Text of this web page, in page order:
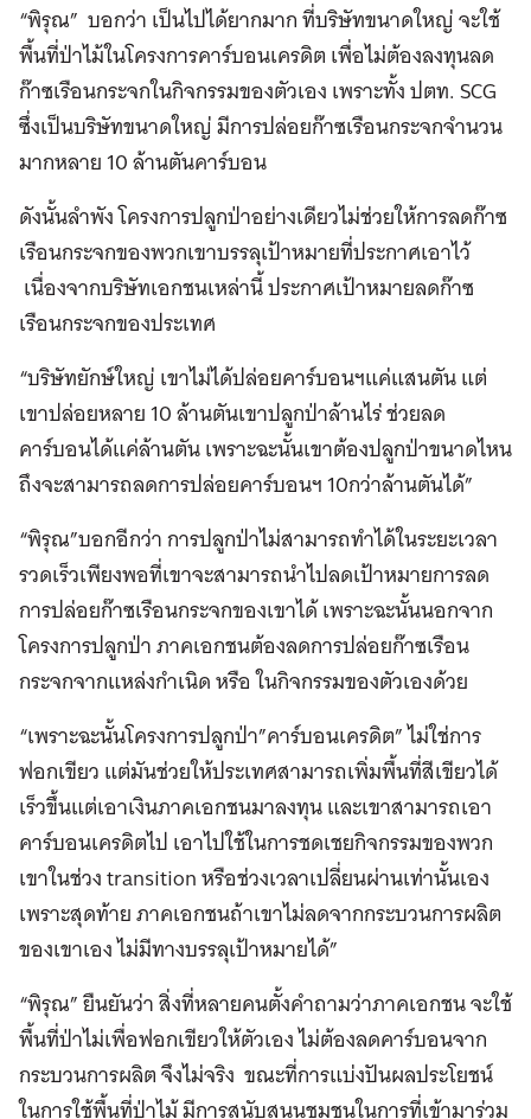
“พิรุณ” บอกว่า เป็นไปได้ยากมาก ที่บริษัทขนาดใหญ่ จะใช้
พื้นที่ป่าไม้ในโครงการคาร์บอนเครดิต เพื่อไม่ต้องลงทุนลด
ก๊าซเรือนกระจกในกิจกรรมของตัวเอง เพราะทั้ง ปตท. SCG
ซึ่งเป็นบริษัทขนาดใหญ่ มีการปล่อยก๊าซเรือนกระจกจำนวน
มากหลาย 10 ล้านตันคาร์บอน
ดังนั้นลำพัง โครงการปลูกป่าอย่างเดียวไม่ช่วยให้การลดก๊าซ
เรือนกระจกของพวกเขาบรรลุเป้าหมายที่ประกาศเอาไว้
เนื่องจากบริษัทเอกชนเหล่านี้ ประกาศเป้าหมายลดก๊าซ
เรือนกระจกของประเทศ
“บริษัทยักษ์ใหญ่ เขาไม่ได้ปล่อยคาร์บอนฯแค่แสนตัน แต่
เขาปล่อยหลาย 10 ล้านตันเขาปลูกป่าล้านไร่ ช่วยลด
คาร์บอนได้แค่ล้านตัน เพราะฉะนั้นเขาต้องปลูกป่าขนาดไหน
ถึงจะสามารถลดการปล่อยคาร์บอนฯ 10กว่าล้านตันได้”
“พิรุณ”บอกอีกว่า การปลูกป่าไม่สามารถทำได้ในระยะเวลา
รวดเร็วเพียงพอที่เขาจะสามารถนำไปลดเป้าหมายการลด
การปล่อยก๊าซเรือนกระจกของเขาได้ เพราะฉะนั้นนอกจาก
โครงการปลูกป่า ภาคเอกชนต้องลดการปล่อยก๊าซเรือน
กระจกจากแหล่งกำเนิด หรือ ในกิจกรรมของตัวเองด้วย
“เพราะฉะนั้นโครงการปลูกป่า”คาร์บอนเครดิต” ไม่ใช่การ
ฟอกเขียว แต่มันช่วยให้ประเทศสามารถเพิ่มพื้นที่สีเขียวได้
เร็วขึ้นแต่เอาเงินภาคเอกชนมาลงทุน และเขาสามารถเอา
คาร์บอนเครดิตไป เอาไปใช้ในการชดเชยกิจกรรมของพวก
เขาในช่วง transition หรือช่วงเวลาเปลี่ยนผ่านเท่านั้นเอง
เพราะสุดท้าย ภาคเอกชนถ้าเขาไม่ลดจากกระบวนการผลิต
ของเขาเอง ไม่มีทางบรรลุเป้าหมายได้”
“พิรุณ” ยืนยันว่า สิ่งที่หลายคนตั้งคำถามว่าภาคเอกชน จะใช้
พื้นที่ป่าไม่เพื่อฟอกเขียวให้ตัวเอง ไม่ต้องลดคาร์บอนจาก
กระบวนการผลิต จึงไม่จริง ขณะที่การแบ่งปันผลประโยชน์
ในการใช้พื้นที่ป่าไม้ มีการสนับสนุนชุมชนในการที่เข้ามาร่วม